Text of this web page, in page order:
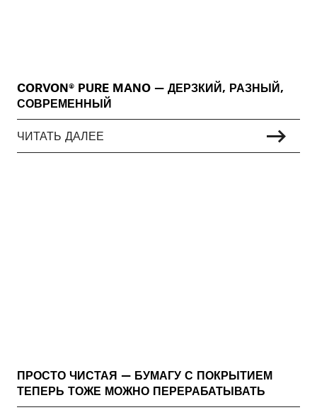
CORVON® PURE MANO — ДЕРЗКИЙ, РАЗНЫЙ,
СОВРЕМЕННЫЙ
ЧИТАТЬ ДАЛЕЕ
ПРОСТО ЧИСТАЯ — БУМАГУ С ПОКРЫТИЕМ
ТЕПЕРЬ ТОЖЕ МОЖНО ПЕРЕРАБАТЫВАТЬ